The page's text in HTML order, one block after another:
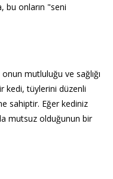
bu onların "seni
mutluluğu ve sağlığı
kedi, tüylerini düzenli
sahiptir. Eğer kediniz
mutsuz olduğunun bir